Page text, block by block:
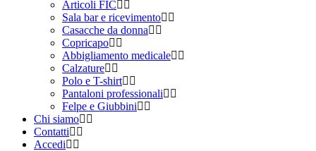
Articoli FIC
Sala bar e ricevimento
Casacche da donna
Copricapo
Abbigliamento medicale
Calzature
Polo e T-shirt
Pantaloni professionali
Felpe e Giubbini
Chi siamo
Contatti
Accedi